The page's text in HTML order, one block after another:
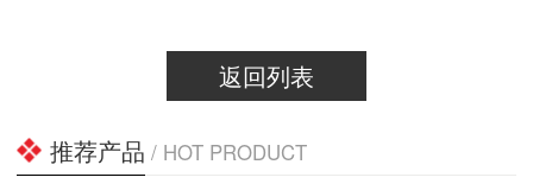
返回列表
推荐产品 / HOT PRODUCT